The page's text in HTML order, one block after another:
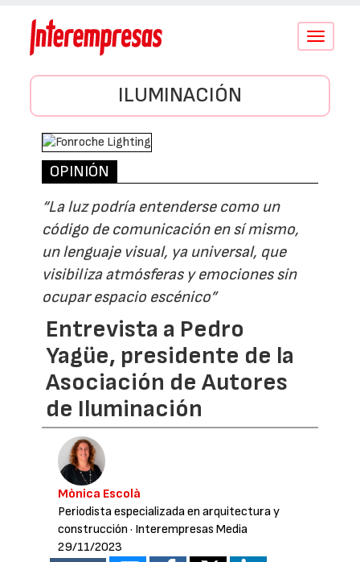
Conmutar
ILUMINACIÓN
OPINIÓN
“La luz podría entenderse como un
código de comunicación en sí mismo,
un lenguaje visual, ya universal, que
visibiliza atmósferas y emociones sin
ocupar espacio escénico”
Entrevista a Pedro
Yagüe, presidente de la
Asociación de Autores
de Iluminación
Mònica Escolà
Periodista especializada en arquitectura y
construcción · Interempresas Media
29/11/2023